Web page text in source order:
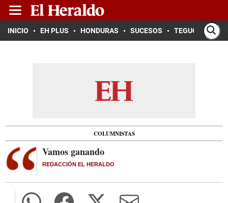
INICIO EH PLUS HONDURAS SUCESOS TEGUCIGALPA
COLUMNISTAS
Vamos ganando
REDACCIÓN EL HERALDO